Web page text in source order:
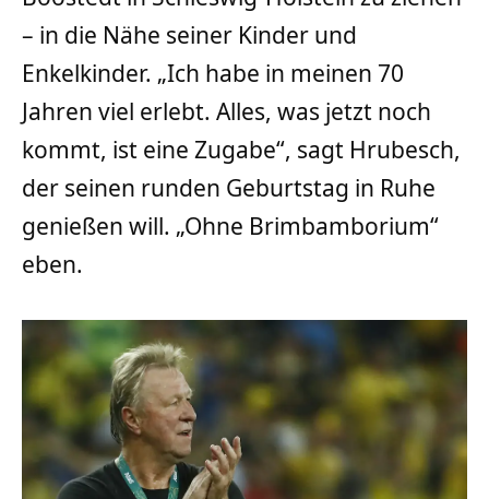
– in die Nähe seiner Kinder und
Enkelkinder. „Ich habe in meinen 70
Jahren viel erlebt. Alles, was jetzt noch
kommt, ist eine Zugabe“, sagt Hrubesch,
der seinen runden Geburtstag in Ruhe
genießen will. „Ohne Brimbamborium“
eben.